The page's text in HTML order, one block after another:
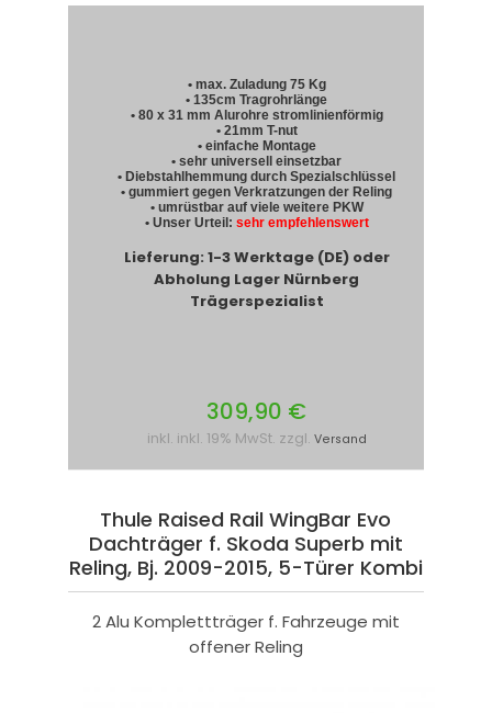
• max. Zuladung 75 Kg
• 135cm Tragrohrlänge
• 80 x 31 mm Alurohre stromlinienförmig
• 21mm T-nut
• einfache Montage
• sehr universell einsetzbar
• Diebstahlhemmung durch Spezialschlüssel
• gummiert gegen Verkratzungen der Reling
• umrüstbar auf viele weitere PKW
• Unser Urteil: sehr empfehlenswert
Lieferung: 1-3 Werktage (DE) oder
Abholung Lager Nürnberg
Trägerspezialist
309,90 €
inkl. inkl. 19% MwSt. zzgl. Versand
Thule Raised Rail WingBar Evo
Dachträger f. Skoda Superb mit
Reling, Bj. 2009-2015, 5-Türer Kombi
2 Alu Komplettträger f. Fahrzeuge mit
offener Reling